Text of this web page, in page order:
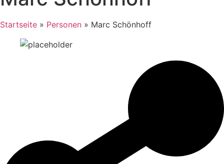
Startseite » Personen » Marc Schönhoff